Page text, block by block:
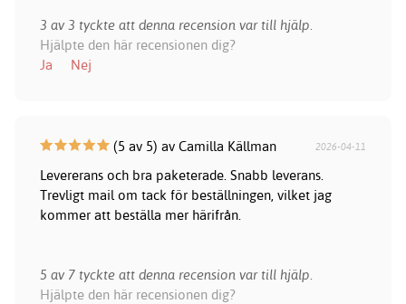
3 av 3 tyckte att denna recension var till hjälp.
Hjälpte den här recensionen dig?
Ja
Nej
(5 av 5) av Camilla Källman 2026-04-11
Levererans och bra paketerade. Snabb leverans.
Trevligt mail om tack för beställningen, vilket jag
kommer att beställa mer härifrån.
5 av 7 tyckte att denna recension var till hjälp.
Hjälpte den här recensionen dig?